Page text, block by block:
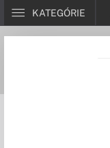
KATEGÓRIE